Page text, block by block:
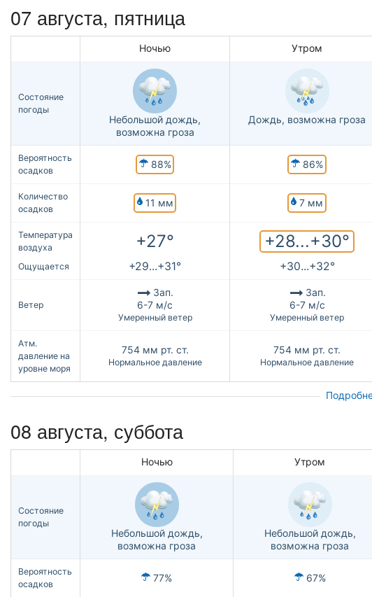
07 августа, пятница
Ночью Утром
Состояние
погоды
Небольшой дождь,
возможна гроза
Дождь, возможна гроза
Вероятность
осадков
88% 86%
Количество
осадков
11 мм 7 мм
Температура
воздуха
+27° +28...+30°
Ощущается +29...+31° +30...+32°
Ветер
Зап.
6-7 м/с
Умеренный ветер
Зап.
6-7 м/с
Умеренный ветер
Атм.
давление на
уровне моря
754 мм рт. ст.
Нормальное давление
754 мм рт. ст.
Нормальное давление
08 августа, суббота
Ночью Утром
Состояние
погоды
Небольшой дождь,
возможна гроза
Небольшой дождь,
возможна гроза
Вероятность
осадков
77% 67%